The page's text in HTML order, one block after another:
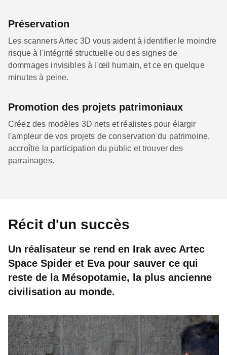
Préservation
Les scanners Artec 3D vous aident à identifier le moindre
risque à l'intégrité structuelle ou des signes de
dommages invisibles à l'œil humain, et ce en quelque
minutes à peine.
Promotion des projets patrimoniaux
Créez des modèles 3D nets et réalistes pour élargir
l'ampleur de vos projets de conservation du patrimoine,
accroître la participation du public et trouver des
parrainages.
Récit d'un succès
Un réalisateur se rend en Irak avec Artec
Space Spider et Eva pour sauver ce qui
reste de la Mésopotamie, la plus ancienne
civilisation au monde.